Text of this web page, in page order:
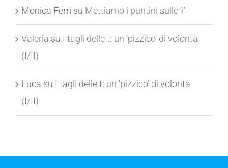
Monica Ferri su Mettiamo i puntini sulle ‘i’
Valeria su I tagli delle t: un ‘pizzico’ di volontà
(I/II)
Luca su I tagli delle t: un ‘pizzico’ di volontà
(I/II)